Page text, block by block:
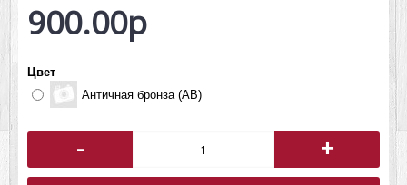
900.00р
Цвет
Античная бронза (AB)
- +